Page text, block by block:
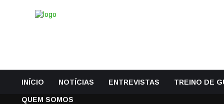
INÍCIO NOTÍCIAS ENTREVISTAS TREINO DE
QUEM SOMOS